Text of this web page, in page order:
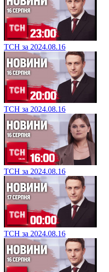
ТСН за 2024.08.16
ТСН за 2024.08.16
ТСН за 2024.08.16
ТСН за 2024.08.16